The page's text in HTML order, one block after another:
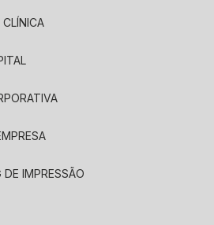
CLÍNICA
DE IMPRESSÃO